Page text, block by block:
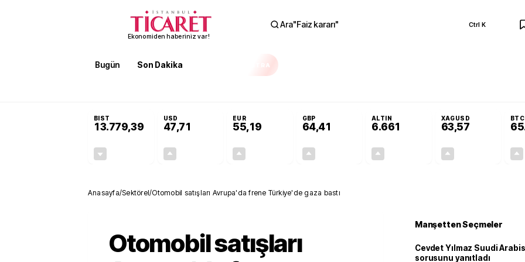
Ekonomiden haberiniz var!
Ara"Faiz kararı" Ctrl K
Bugün Son Dakika EKSTRA
BIST
13.779,39
USD
47,71
EUR
55,19
GBP
64,41
ALTIN
6.661
XAGUSD
63,57
BTC
Anasayfa/Sektörel/Otomobil satışları Avrupa'da frene Türkiye'de gaza bastı
Otomobil satışları
Manşetten Seçmeler
Cevdet Yılmaz Suudi
sorusunu yanıtladı